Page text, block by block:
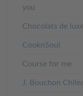
you
Chocolats de
CooknSoul
Course for me
J. Bouchon